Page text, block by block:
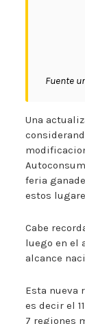
Fuente
Una
feria
estos
Cabe
luego en el
alcance
Esta nueva
es decir el
7 regiones